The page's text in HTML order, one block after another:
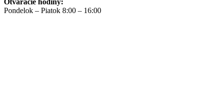
Otváracie hodiny:
Pondelok – Piatok 8:00 – 16:00